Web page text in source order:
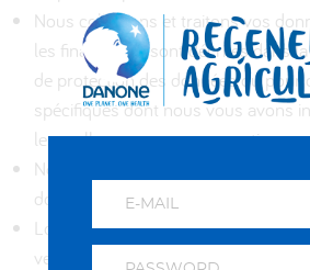
Nous collectons et traitons vos
les finalités qui sont décrites dans
de protection des données ou pour
spécifiques dont nous vous avons
lesquelles vous avez consenti ;
Nous veillons à recueillir, à traiter
données personnelles possible ;
Lorsque nous recueillons vos
veillons à ce qu’elles soient aussi